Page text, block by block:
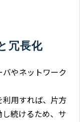
冗長化
やネットワーク
用すれば、片方
続けるため、サ